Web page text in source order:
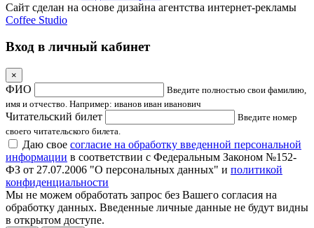
Сайт сделан на основе дизайна агентства интернет-рекламы
Coffee Studio
Вход в личный кабинет
×
ФИО
Введите полностью свои фамилию,
имя и отчество. Например: иванов иван иванович
Читательский билет
Введите номер
своего читательского билета.
Даю свое согласие на обработку введенной персональной
информации в соответствии с Федеральным Законом №152-
ФЗ от 27.07.2006 "О персональных данных" и политикой
конфиденциальности
Мы не можем обработать запрос без Вашего согласия на
обработку данных. Введенные личные данные не будут видны
в открытом доступе.